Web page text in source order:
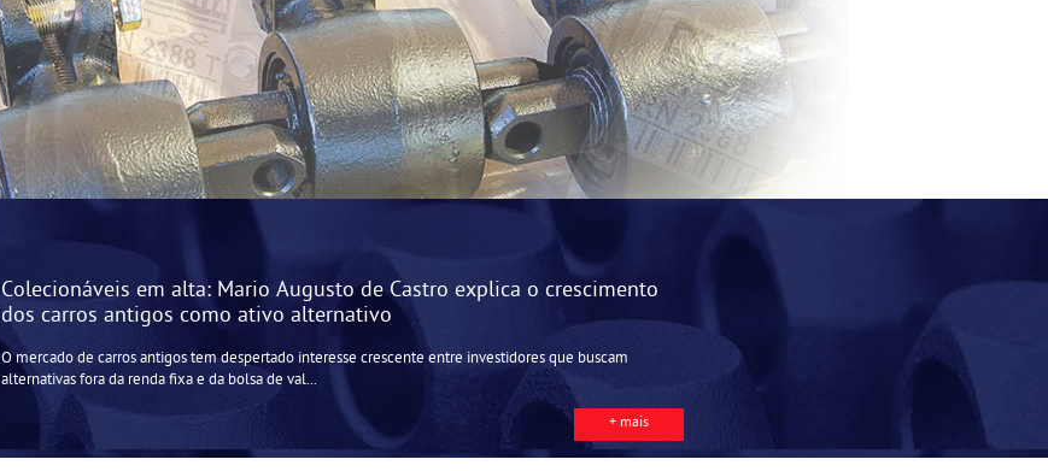
Colecionáveis em alta: Mario Augusto de Castro explica o crescimento
dos carros antigos como ativo alternativo
O mercado de carros antigos tem despertado interesse crescente entre investidores que buscam
alternativas fora da renda fixa e da bolsa de val...
+ mais